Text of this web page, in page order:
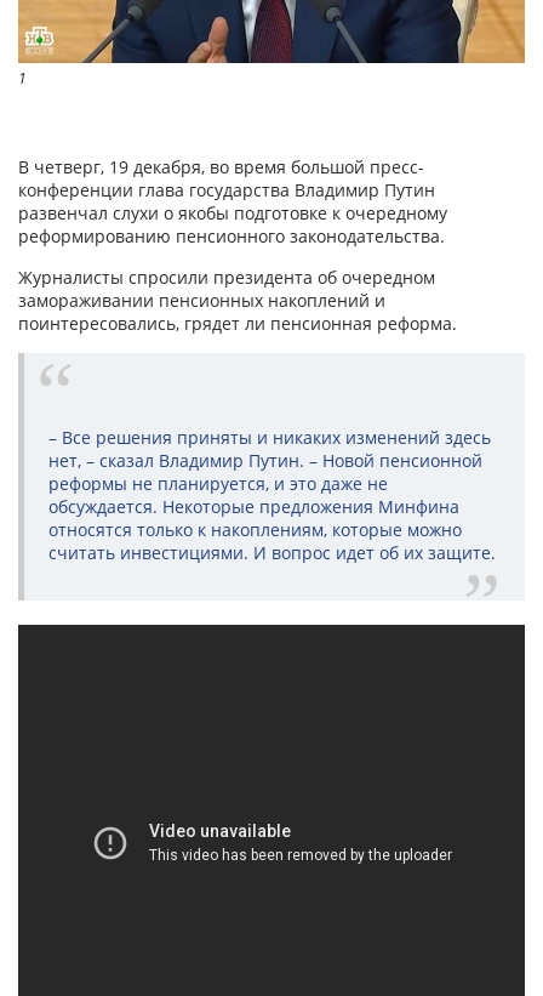
1
В четверг, 19 декабря, во время большой пресс-
конференции глава государства Владимир Путин
развенчал слухи о якобы подготовке к очередному
реформированию пенсионного законодательства.
Журналисты спросили президента об очередном
замораживании пенсионных накоплений и
поинтересовались, грядет ли пенсионная реформа.
– Все решения приняты и никаких изменений здесь
нет, – сказал Владимир Путин. – Новой пенсионной
реформы не планируется, и это даже не
обсуждается. Некоторые предложения Минфина
относятся только к накоплениям, которые можно
считать инвестициями. И вопрос идет об их защите.